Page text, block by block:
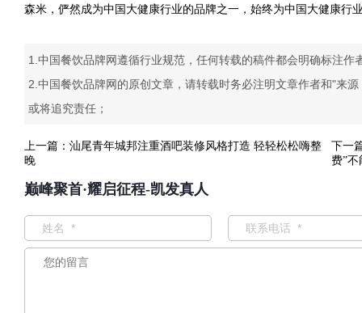
森米，俨然成为中国大健康行业的品牌之一，始终为中国大健康行
1.中国餐饮品牌网遵循行业规范，任何转载的稿件都会明确标注作
2.中国餐饮品牌网的原创文章，请转载时务必注明文章作者和"来
或将追究责任；
上一篇： 汕尾青年城邦注重酒吧装修风格打造 轻轻松松嗨整
晚
下一
费”
巅峰聚首·耀启征程-凯发真人